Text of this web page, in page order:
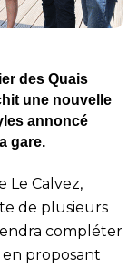
des Quais
une nouvelle
annoncé
gare.
Le Calvez,
de plusieurs
compléter
proposant